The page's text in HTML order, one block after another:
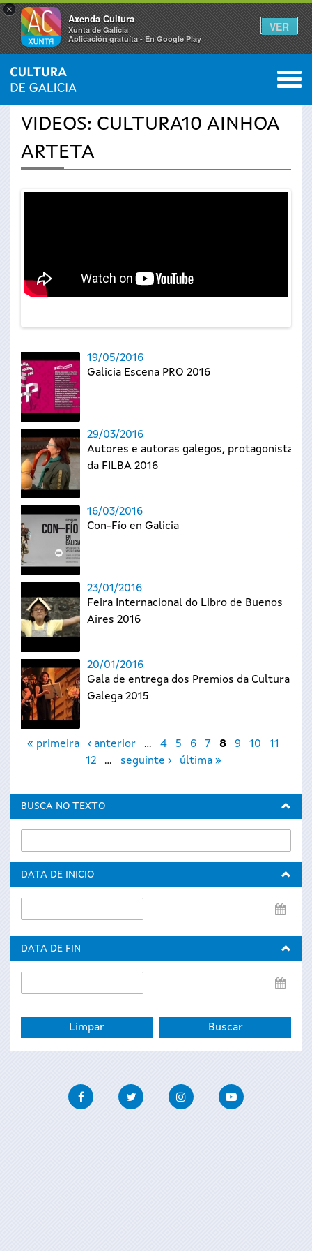
×
Axenda Cultura
Xunta de Galicia
Aplicación gratuíta - En Google Play
VER
Vostede
aquí
INICIO › ACTUALIDADE 0
VIDEOS: CULTURA10 AINHOA
ARTETA
19/05/2016
Galicia Escena PRO 2016
29/03/2016
Autores e autoras galegos, protagonistas
da FILBA 2016
16/03/2016
Con-Fío en Galicia
23/01/2016
Feira Internacional do Libro de Buenos
Aires 2016
20/01/2016
Gala de entrega dos Premios da Cultura
Galega 2015
Páxinas
« primeira ‹ anterior … 4 5 6 7 8 9 10
11
12
… seguinte › última »
BUSCA NO TEXTO
DATA DE INICIO
de
DATA DE FIN
de
FacebookTwitter InstagramYoutube